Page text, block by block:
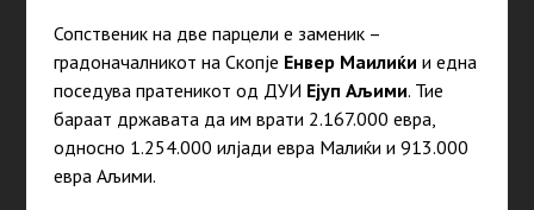
Сопственик на две парцели е заменик –
градоначалникот на Скопје Енвер Маилиќи и една
поседува пратеникот од ДУИ Ејуп Аљими. Тие
бараат државата да им врати 2.167.000 евра,
односно 1.254.000 илјади евра Малиќи и 913.000
евра Аљими.